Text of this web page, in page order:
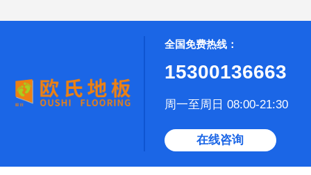
全国免费热线：
15300136663
周一至周日 08:00-21:30
在线咨询